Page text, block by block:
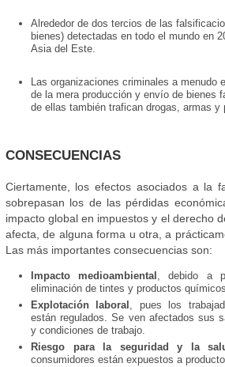
Alrededor de dos tercios de las
bienes) detectadas en todo el mundo en
Asia del Este.
Las organizaciones criminales a menudo
de la mera producción y envío de bienes
de ellas también trafican drogas, armas y
CONSECUENCIAS
Ciertamente, los efectos asociados a la
sobrepasan los de las pérdidas
impacto global en impuestos y el derecho
afecta, de alguna forma u otra, a
Las más importantes consecuencias son:
Impacto medioambiental , debido a
eliminación de tintes y productos
Explotación laboral , pues los
están regulados. Se ven afectados sus
y condiciones de trabajo.
Riesgo para la seguridad y la
consumidores están expuestos a